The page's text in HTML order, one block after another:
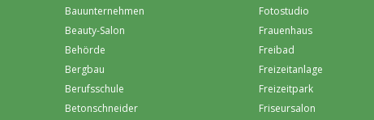
Bauunternehmen
Beauty-Salon
Behörde
Bergbau
Berufsschule
Betonschneider
Fotostudio
Frauenhaus
Freibad
Freizeitanlage
Freizeitpark
Friseursalon